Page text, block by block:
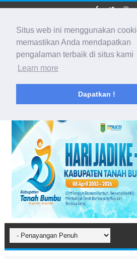
Situs web ini menggunakan
memastikan Anda mendapatkan
pengalaman terbaik di situs kami
Learn more
Dapatkan !
BIDIK
Membidik Ke